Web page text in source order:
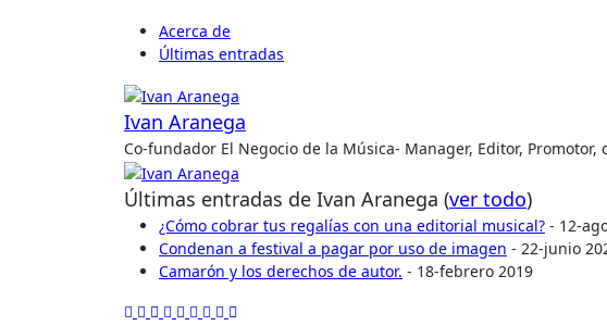
Acerca de
Últimas entradas
Ivan Aranega
Co-fundador El Negocio de la Música- Manager, Editor,
Últimas entradas de Ivan Aranega (ver todo)
¿Cómo cobrar tus regalías con una editorial musical? - 12-
Condenan a festival a pagar por uso de imagen - 22-junio
Camarón y los derechos de autor. - 18-febrero 2019